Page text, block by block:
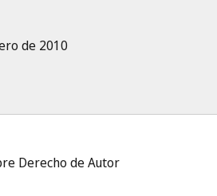
de 2010
Derecho de Autor